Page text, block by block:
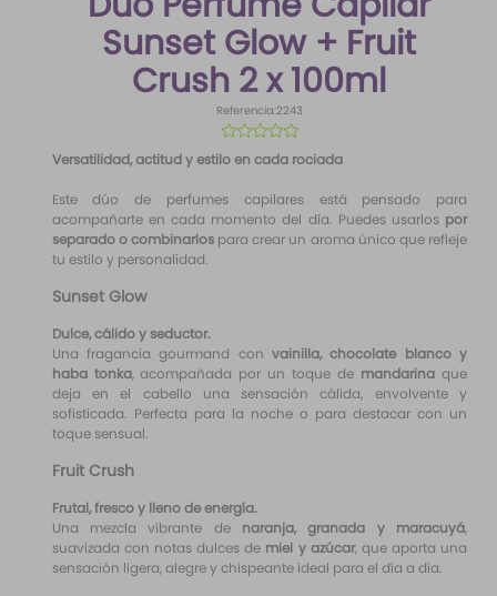
Sunset Glow + Fruit
Crush 2 x 100ml
Referencia:2243
☆☆☆☆☆
Versatilidad, actitud y estilo en cada rociada
Este dúo de perfumes capilares está pensado para
acompañarte en cada momento del día. Puedes usarlos por
separado o combinarlospara crear un aroma único que refleje
tu estilo y personalidad.
Sunset Glow
Dulce, cálido y seductor.
Una fragancia gourmand convainilla, chocolate blanco y
haba tonka, acompañada por un toque de mandarina que
deja en el cabello una sensación cálida, envolvente y
sofisticada. Perfecta para la noche o para destacar con un
toque sensual.
Fruit Crush
Frutal, fresco y lleno de energía.
Una mezcla vibrante de naranja, granada y maracuyá,
suavizada con notas dulces de miel y azúcar, que aporta una
sensación ligera, alegre y chispeante ideal para el día a día.
santal 33